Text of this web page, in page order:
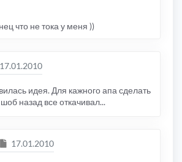
что не тока у меня ))
Сообщение
17.01.2010
идея. Для кажного апа сделать
назад все откачивал...
Сообщение
17.01.2010